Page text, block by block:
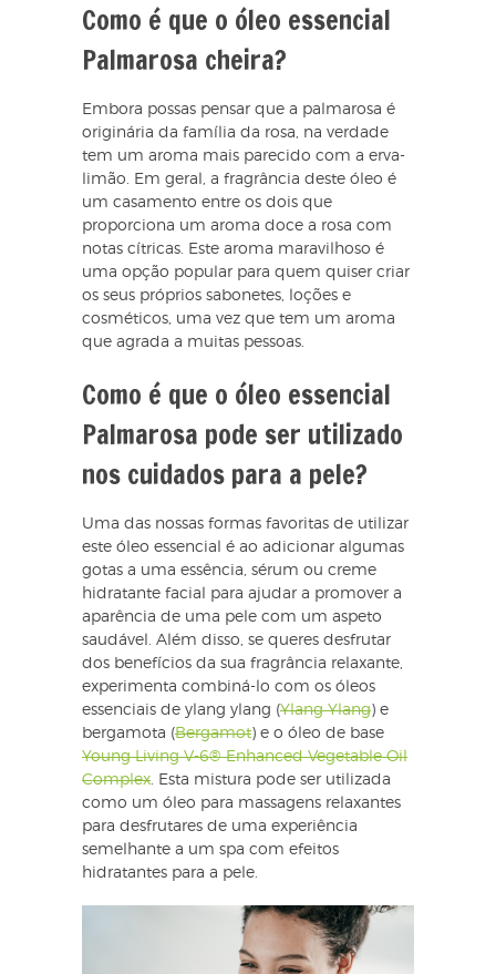
Como é que o óleo essencial
Palmarosa cheira?
Embora possas pensar que a palmarosa é
originária da família da rosa, na verdade
tem um aroma mais parecido com a erva-
limão. Em geral, a fragrância deste óleo é
um casamento entre os dois que
proporciona um aroma doce a rosa com
notas cítricas. Este aroma maravilhoso é
uma opção popular para quem quiser criar
os seus próprios sabonetes, loções e
cosméticos, uma vez que tem um aroma
que agrada a muitas pessoas.
Como é que o óleo essencial
Palmarosa pode ser utilizado
nos cuidados para a pele?
Uma das nossas formas favoritas de utilizar
este óleo essencial é ao adicionar algumas
gotas a uma essência, sérum ou creme
hidratante facial para ajudar a promover a
aparência de uma pele com um aspeto
saudável. Além disso, se queres desfrutar
dos benefícios da sua fragrância relaxante,
experimenta combiná-lo com os óleos
essenciais de ylang ylang (Ylang Ylang) e
bergamota (Bergamot) e o óleo de base
Young Living V-6® Enhanced Vegetable Oil
Complex. Esta mistura pode ser utilizada
como um óleo para massagens relaxantes
para desfrutares de uma experiência
semelhante a um spa com efeitos
hidratantes para a pele.